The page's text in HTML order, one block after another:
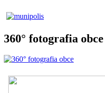
360° fotografia obce